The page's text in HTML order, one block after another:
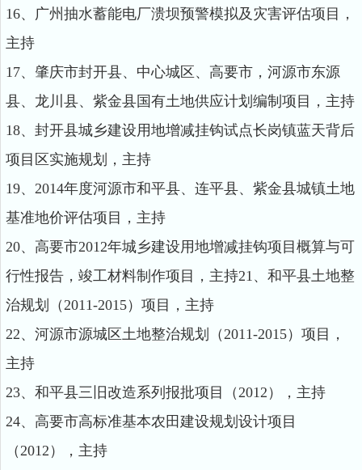
16、广州抽水蓄能电厂溃坝预警模拟及灾害评估项目，
主持
17、肇庆市封开县、中心城区、高要市，河源市东源
县、龙川县、紫金县国有土地供应计划编制项目，主持
18、封开县城乡建设用地增减挂钩试点长岗镇蓝天背后
项目区实施规划，主持
19、2014年度河源市和平县、连平县、紫金县城镇土地
基准地价评估项目，主持
20、高要市2012年城乡建设用地增减挂钩项目概算与可
行性报告，竣工材料制作项目，主持21、和平县土地整
治规划（2011-2015）项目，主持
22、河源市源城区土地整治规划（2011-2015）项目，
主持
23、和平县三旧改造系列报批项目（2012），主持
24、高要市高标准基本农田建设规划设计项目
（2012），主持